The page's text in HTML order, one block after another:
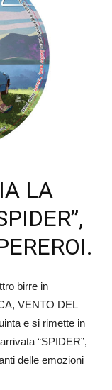
LA
birre in
VENTO DEL
e si rimette in
“SPIDER”,
delle emozioni